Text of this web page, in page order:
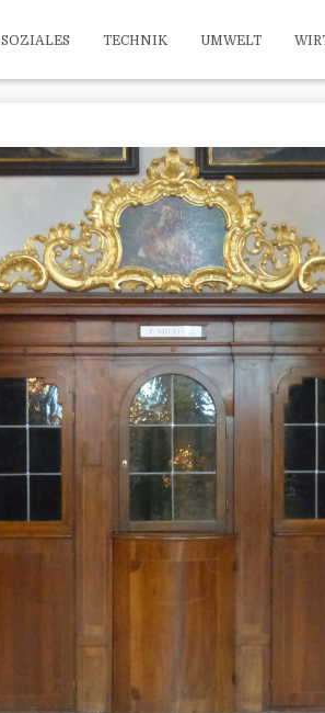
SOZIALES TECHNIK UMWELT